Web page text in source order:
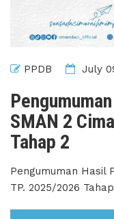
PPDB July
SMAN 2
Tahap 2
Pengumuman Hasil
TP. 2025/2026